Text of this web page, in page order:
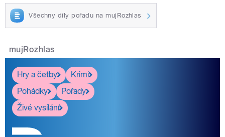
Všechny díly pořadu na mujRozhlas
mujRozhlas
Hry a četby
Krimi
Pohádky
Pořady
Živé vysílání